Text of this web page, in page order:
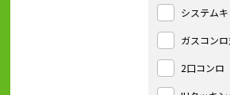
システム
ガスコン
2口コンロ